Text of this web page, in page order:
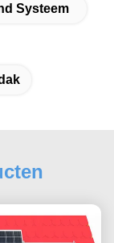
Systeem